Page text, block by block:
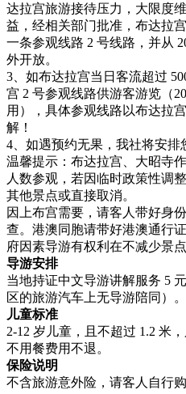
达拉宫旅游接待压力，大限度
益，经相关部门批准，布达拉
一条参观线路 2 号线路，并从
外开放。
3、如布达拉宫当日客流超过
宫 2 号参观线路供游客游览（
用），具体参观线路以布达拉
解！
4、如遇预约无果，我社将安排
温馨提示：布达拉宫、大昭寺
人数参观，若因临时政策性调
其他景点或直接取消。
因上布宫需要，请客人带好身
查。港澳同胞请带好港澳通行
府因素导游有权利在不减少景
导游安排
当地持证中文导游讲解服务 5
区的旅游汽车上无导游陪同）。
儿童标准
2-12 岁儿童，且不超过 1.2 米
不用餐费用不退。
保险说明
不含旅游意外险，请客人自行购